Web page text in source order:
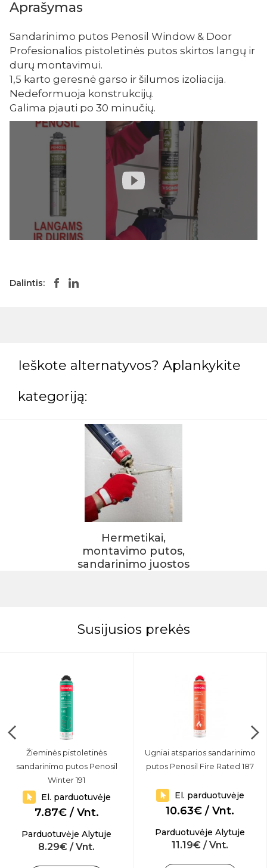
Aprašymas
Sandarinimo putos Penosil Window & Door
Profesionalios pistoletinės putos skirtos langų ir
durų montavimui.
1,5 karto geresnė garso ir šilumos izoliacija.
Nedeformuoja konstrukcijų.
Galima pjauti po 30 minučių.
Dalintis:
Ieškote alternatyvos? Aplankykite
kategoriją:
Hermetikai,
montavimo putos,
sandarinimo juostos
Susijusios prekės
Žieminės pistoletinės
sandarinimo putos Penosil
Winter 191
El. parduotuvėje
7.87€ / Vnt.
Parduotuvėje Alytuje
8.29€ / Vnt.
Ugniai atsparios sandarinimo
putos Penosil Fire Rated 187
El. parduotuvėje
10.63€ / Vnt.
Parduotuvėje Alytuje
11.19€ / Vnt.